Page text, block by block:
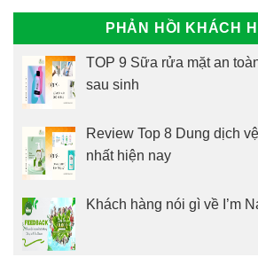
PHẢN HỒI KHÁCH
TOP 9 Sữa rửa mặt an
sau sinh
Review Top 8 Dung dịch
nhất hiện nay
Khách hàng nói gì về I’m